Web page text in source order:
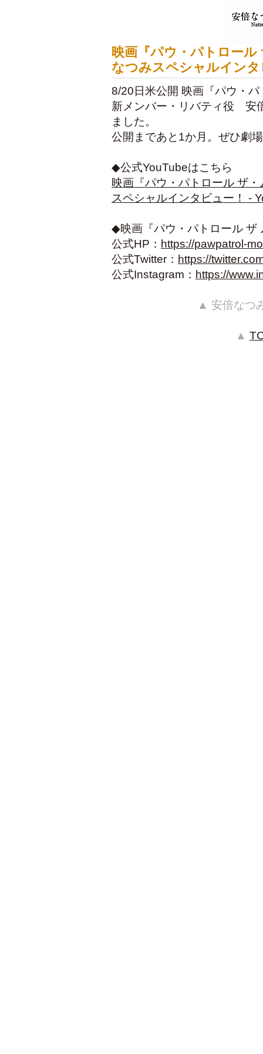
映画『パウ・パトロー
なつみスペシャルイン
8/20日米公開 映画『パウ・
新メンバー・リバティ役 安
ました。
公開まであと1か月。ぜひ劇
◆公式YouTubeはこちら
映画『パウ・パトロール ザ
スペシャルインタビュー！ -
◆映画『パウ・パトロール ザ
公式HP： https://pawpatrol-
公式Twitter： https://
公式Instagram： https://
▲ 安倍なつ
▲